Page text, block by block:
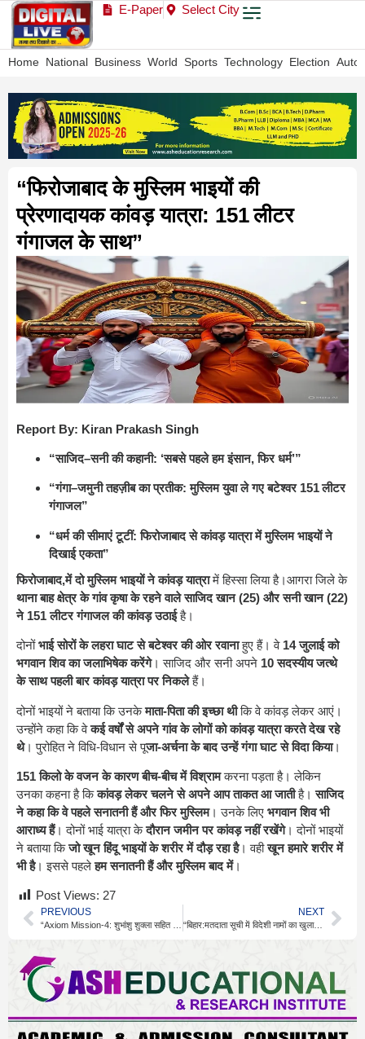
E-Paper Select City
Home National Business World Sports Technology Election Auto
“फिरोजाबाद के मुस्लिम भाइयों की
प्रेरणादायक कांवड़ यात्रा: 151 लीटर
गंगाजल के साथ”
Report By: Kiran Prakash Singh
“साजिद–सनी की कहानी: ‘सबसे पहले हम इंसान, फिर धर्म’”
“गंगा–जमुनी तहज़ीब का प्रतीक: मुस्लिम युवा ले गए बटेश्वर 151 लीटर
गंगाजल”
“धर्म की सीमाएं टूटीं: फिरोजाबाद से कांवड़ यात्रा में मुस्लिम भाइयों ने
दिखाई एकता”
फिरोजाबाद,में दो मुस्लिम भाइयों ने कांवड़ यात्रामें हिस्सा लिया है।आगरा जिले के
थाना बाह क्षेत्र के गांव कृषा के रहने वाले साजिद खान (25) और सनी खान (22)
ने 151 लीटर गंगाजल की कांवड़ उठाईहै।
दोनोंभाई सोरों के लहरा घाट से बटेश्वर की ओर रवानाहुए हैं। वे 14 जुलाई को
भगवान शिव का जलाभिषेक करेंगे। साजिद और सनी अपने 10 सदस्यीय जत्थे
के साथ पहली बार कांवड़ यात्रा पर निकलेहैं।
दोनों भाइयों ने बताया कि उनकेमाता-पिता की इच्छा थीकि वे कांवड़ लेकर आएं।
उन्होंने कहा कि वेकई वर्षों से अपने गांव के लोगों को कांवड़ यात्रा करते देख रहे
थे। पुरोहित ने विधि-विधान से पूजा-अर्चना के बाद उन्हें गंगा घाट से विदा किया।
151 किलो के वजन के कारण बीच-बीच में विश्रामकरना पड़ता है। लेकिन
उनका कहना है किकांवड़ लेकर चलने से अपने आप ताकत आ जातीहै।साजिद
ने कहा कि वे पहले सनातनी हैं और फिर मुस्लिम। उनके लिए भगवान शिव भी
आराध्य हैं। दोनों भाई यात्रा केदौरान जमीन पर कांवड़ नहीं रखेंगे। दोनों भाइयों
ने बताया किजो खून हिंदू भाइयों के शरीर में दौड़ रहा है। वहीखून हमारे शरीर में
भी है। इससे पहलेहम सनातनी हैं और मुस्लिम बाद में।
Post Views: 27
PREVIOUS NEXT
“बिहार:मतदाता सूची में विदेशी नामों का खुलासा: चुनाव आयोग देशव्यापी गहन जांच शुरू”